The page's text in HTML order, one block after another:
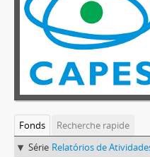
Fonds
Recherche rapide
Série Relatórios de